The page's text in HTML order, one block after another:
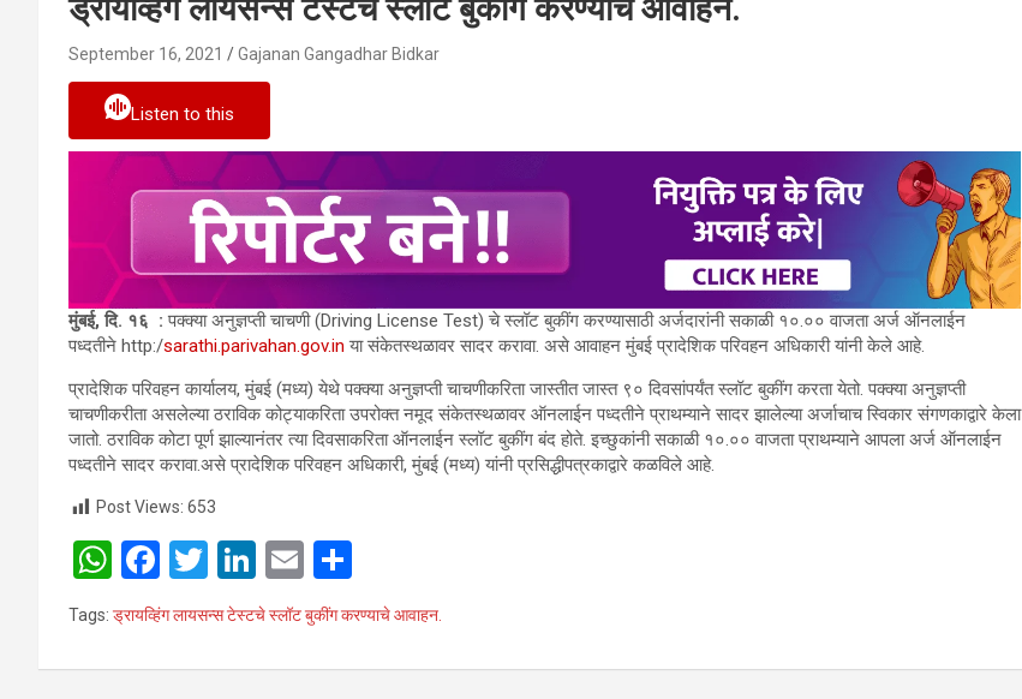
ड्रायव्हिंग लायसन्स टेस्टचे स्लॉट बुकींग करण्याचे आवाहन.
September 16, 2021 Gajanan Gangadhar Bidkar
Listen to this
मुंबई, दि. १६ : पक्क्या अनुज्ञप्ती चाचणी (Driving License Test)चे स्लॉट बुकींग करण्यासाठी अर्जदारांनीसकाळी १०.०० वाजता अर्ज ऑनलाईन
पध्दतीने http:/sarathi.parivahan.gov.in या संकेतस्थळावर सादर करावा. असे आवाहन मुंबई प्रादेशिक परिवहन अधिकारी यांनी केले आहे.
प्रादेशिक परिवहन कार्यालय,मुंबई (मध्य) येथे पक्क्या अनुज्ञप्ती चाचणीकरिता जास्तीत जास्त ९० दिवसांपर्यंत स्लॉट बुकींग करता येतो. पक्क्या अनुज्ञप्ती
चाचणीकरीता असलेल्या ठराविक कोट्याकरिता उपरोक्त नमूद संकेतस्थळावर ऑनलाईन पध्दतीने प्राथम्याने सादर झालेल्या अर्जाचाच स्विकार संगणकाद्वारे केला
जातो. ठराविक कोटा पूर्ण झाल्यानंतर त्या दिवसाकरिता ऑनलाईन स्लॉट बुकींग बंद होते. इच्छुकांनी सकाळी १०.०० वाजता प्राथम्याने आपला अर्ज ऑनलाईन
पध्दतीने सादर करावा.असे प्रादेशिक परिवहन अधिकारी,मुंबई (मध्य) यांनी प्रसिद्धीपत्रकाद्वारे कळविले आहे.
Post Views: 653
W
at
s
F
a
ce
b
T
wi
tt
er
Li
n
ke
dI
E
m
ail ar
e
Tags: ड्रायव्हिंग लायसन्स टेस्टचे स्लॉट बुकींग करण्याचे आवाहन.